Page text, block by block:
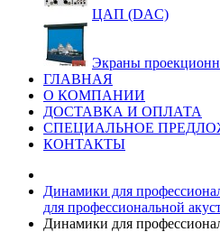
ЦАП (DAC)
Экраны
ГЛАВНАЯ
О КОМПАНИИ
ДОСТАВКА И ОПЛАТА
СПЕЦИАЛЬНОЕ
КОНТАКТЫ
Динамики для
для профессиональной
Динамики для